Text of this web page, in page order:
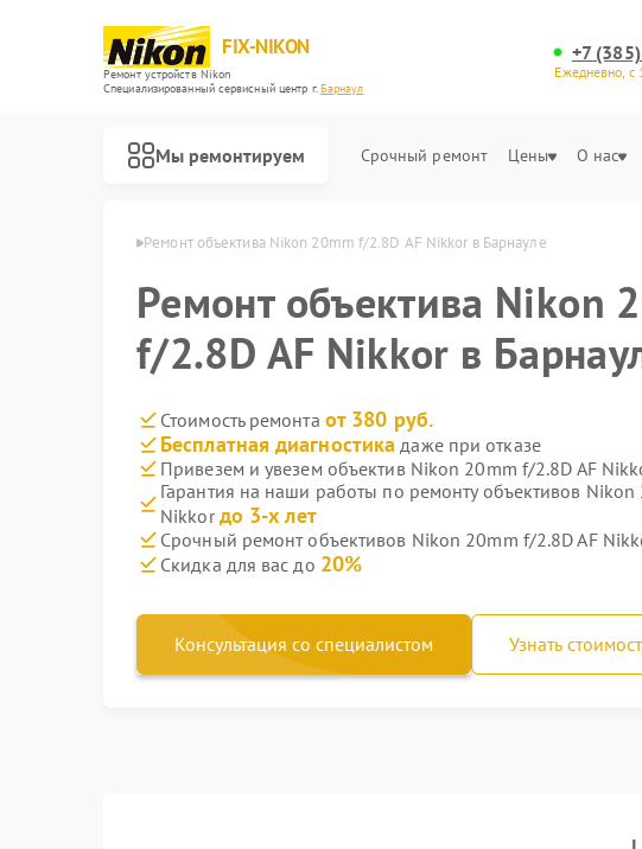
FIX-NIKON
Ремонт устройств Nikon
Специализированный cервисный центр г.Барнаул
+7
Ежедневно,
Мы ремонтируем Срочный ремонт Цены О нас
Nikon в Барнауле Ремонт объектива Nikon 20mm f/2.8D AF Nikkor в Барнауле
Ремонт объектива Nikon
f/2.8D AF Nikkor в
Стоимость ремонта от 380 руб.
Бесплатная диагностика даже при отказе
Привезем и увезем объектив Nikon 20mm f/2.8D AF
Гарантия на наши работы по ремонту объективов
Nikkorдо 3-х лет
Срочный ремонт объективов Nikon 20mm f/2.8D AF
Скидка для вас до 20%
Консультация со специалистом Узнать